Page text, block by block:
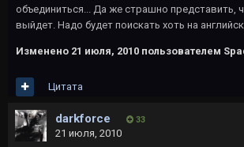
объединиться... Да же страшно представить,
выйдет. Надо будет поискать хоть на
Изменено 21 июля, 2010 пользователем
Цитата
darkforce 33
21 июля, 2010